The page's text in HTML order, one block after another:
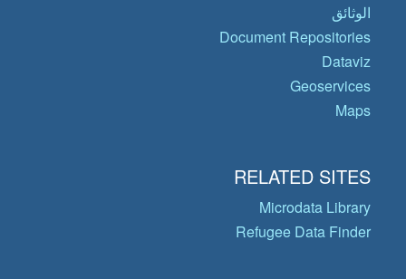
الوثائق
Document Repositories
Dataviz
Geoservices
Maps
RELATED SITES
Microdata Library
Refugee Data Finder